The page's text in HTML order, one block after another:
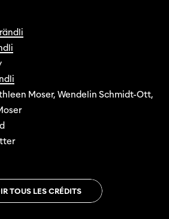
Moser, Wendelin Schmidt-Ott,
TOUS LES CRÉDITS